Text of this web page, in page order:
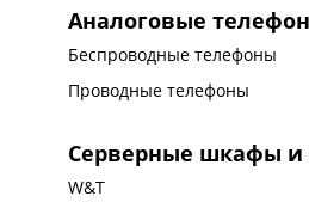
Аналоговые
Беспроводные телефоны
Проводные телефоны
Серверные шкафы и
W&T